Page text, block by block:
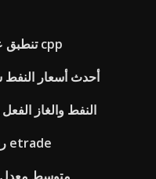
تنطبق على الانترنت cpp
أحدث أسعار النفط
النفط والغاز الفعل
رسوم حساب etrade